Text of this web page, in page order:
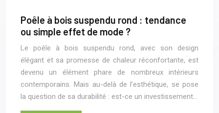
Poêle à bois suspendu rond : tendance
ou simple effet de mode ?
Le poêle à bois suspendu rond, avec son design
élégant et sa promesse de chaleur réconfortante, est
devenu un élément phare de nombreux intérieurs
contemporains. Mais au-delà de l’esthétique, se pose
la question de sa durabilité : est-ce un investissement…